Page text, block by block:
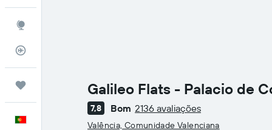
Galileo Flats - Palacio de
Classificação: 0
7,8 Bom 2136 avaliações
Valência, Comunidade Valenciana